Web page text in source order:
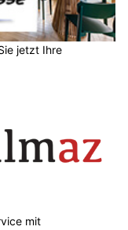
jetzt Ihre
mit